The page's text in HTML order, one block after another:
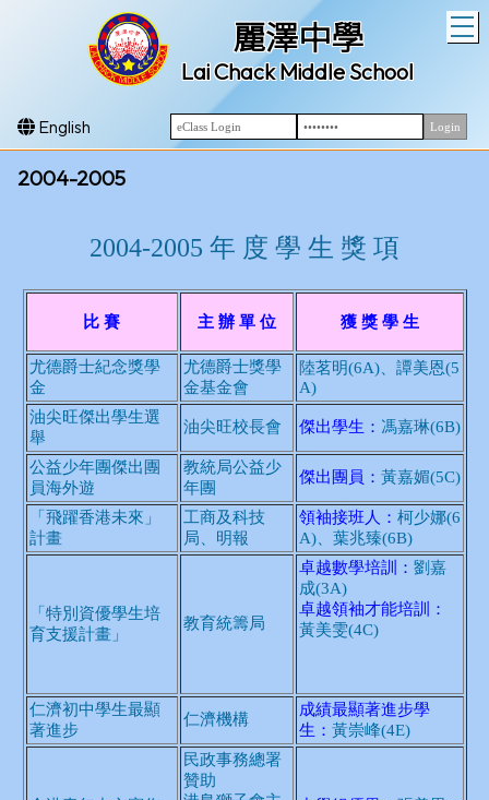
麗澤中學
Lai Chack Middle School
English
2004-2005